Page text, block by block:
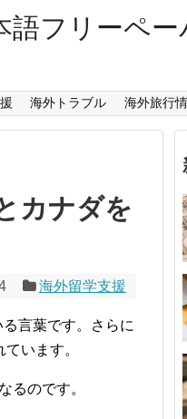
フリーペ
海外トラブル 海外旅行
カナダを
海外留学支援
言葉です。さらに
います。
るのです。